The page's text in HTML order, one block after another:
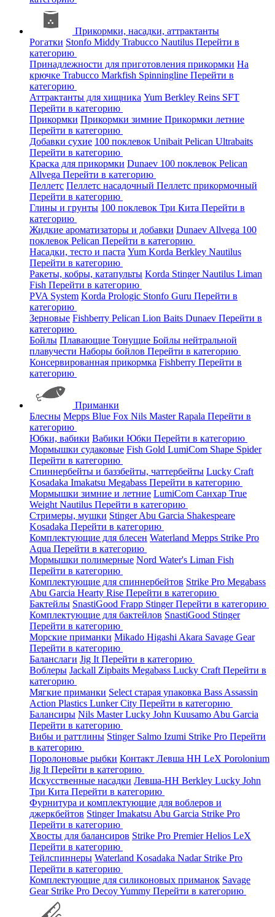
Прикормки, насадки, аттрактанты
Рогатки Stonfo Middy Trabucco Nautilus Перейти в
категорию
Принадлежности для приготовления прикормки На
крючке Trabucco Markfish Spinningline Перейти в
категорию
Аттрактанты для хищника Yum Berkley Reins SFT
Перейти в категорию
Прикормки Прикормки зимние Прикормки летние
Перейти в категорию
Добавки сухие 100 поклевок Unibait Pelican Ultrabaits
Перейти в категорию
Краска для прикормки Dunaev 100 поклевок Pelican
Allvega Перейти в категорию
Пеллетс Пеллетс насадочный Пеллетс прикормочный
Перейти в категорию
Глины и грунты 100 поклевок Три Кита Перейти в
категорию
Жидкие ароматизаторы и добавки Dunaev Allvega 100
поклевок Pelican Перейти в категорию
Насадки, тесто и паста Yum Korda Berkley Nautilus
Перейти в категорию
Ракеты, кобры, катапульты Korda StingerNautilus Liman
Fish Перейти в категорию
PVA System Korda Prologic Stonfo Guru Перейти в
категорию
Зерновые Fishberry Pelican Lion Baits Dunaev Перейти в
категорию
Бойлы Плавающие Тонущие Бойлы нейтральной
плавучести Наборы бойлов Перейти в категорию
Консервированная прикормка Fishberry Перейти в
категорию
Приманки
Блесны Mepps Blue Fox Nils MasterRapala Перейти в
категорию
Юбки, вабики Вабики Юбки Перейти в категорию
Мормышки судаковые Fish Gold LumiCom Shape Spider
Перейти в категорию
Спиннербейты и баззбейты, чаттербейты Lucky Craft
Kosadaka Imakatsu Megabass Перейти в категорию
Мормышки зимние и летние LumiCom Санхар True
Weight Nautilus Перейти в категорию
Стримеры, мушки StingerAbu Garcia Shakespeare
Kosadaka Перейти в категорию
Комплектующие для блесен Waterland Mepps Strike Pro
Aqua Перейти в категорию
Мормышки полимерные Nord Water's Liman Fish
Перейти в категорию
Комплектующие для спиннербейтов Strike Pro Megabass
Abu Garcia Hearty Rise Перейти в категорию
Бактейлы SnastiGood Frapp StingerПерейти в категорию
Комплектующие для бактейлов SnastiGood Stinger
Перейти в категорию
Морские приманки Mikado Higashi Akara Savage Gear
Перейти в категорию
Баланслаги Jig It Перейти в категорию
Воблеры Jackall Zipbaits Megabass Lucky Craft Перейти в
категорию
Мягкие приманки Select старая упаковка Bass Assassin
Action Plastics Lunker City Перейти в категорию
Балансиры Nils MasterLucky John Kuusamo Abu Garcia
Перейти в категорию
Вибы и раттлины Stinger Salmo Izumi Strike Pro Перейти
в категорию
Поролоновые рыбки Контакт Левша НН LeX Porolonium
Jig It Перейти в категорию
Искусственные насадки Левша-НН Berkley Lucky John
Три Кита Перейти в категорию
Фурнитура и комплектующие для воблеров и
джеркбейтов StingerImakatsu Abu Garcia Strike Pro
Перейти в категорию
Хвосты для балансиров Strike Pro PremierHelios LeX
Перейти в категорию
Тейлспиннеры Waterland Kosadaka Nadar Strike Pro
Перейти в категорию
Комплектующие для силиконовых приманок Savage
Gear Strike Pro DecoyYummy Перейти в категорию